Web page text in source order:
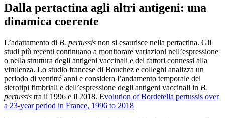
Dalla pertactina agli altri antigeni: una
dinamica coerente
L’adattamento di B. pertussis non si esaurisce nella pertactina. Gli
studi più recenti continuano a monitorare variazioni nell’espressione
o nella struttura degli antigeni vaccinali e dei fattori connessi alla
virulenza. Lo studio francese di Bouchez e colleghi analizza un
periodo di ventitré anni e considera l’andamento temporale dei
sierotipi fimbriali e dell’espressione degli antigeni vaccinali in B.
pertussis tra il 1996 e il 2018. Evolution of Bordetella pertussis over
a 23-year period in France, 1996 to 2018